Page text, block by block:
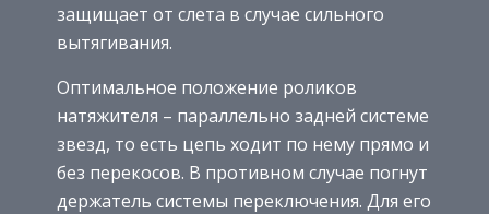
защищает от слета в случае сильного
вытягивания.
Оптимальное положение роликов
натяжителя – параллельно задней системе
звезд, то есть цепь ходит по нему прямо и
без перекосов. В противном случае погнут
держатель системы переключения. Для его